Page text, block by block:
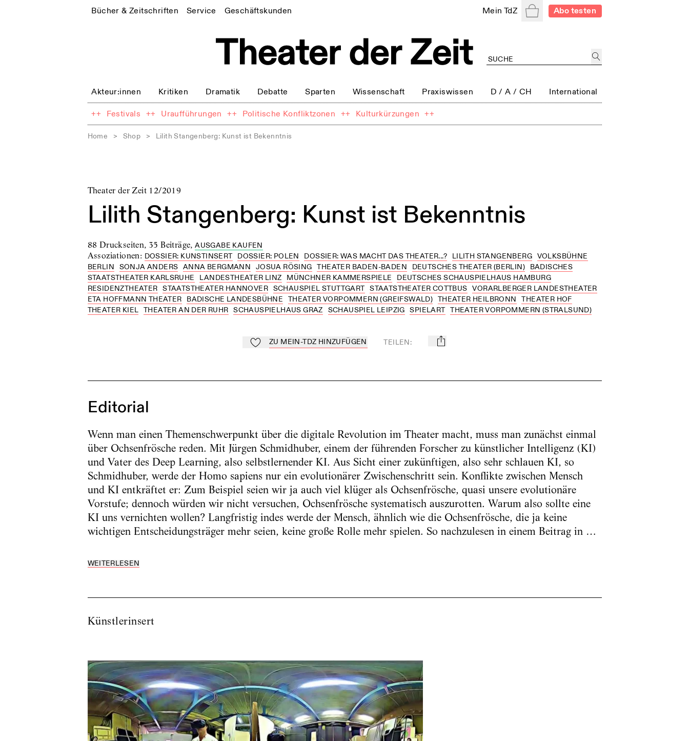
Bücher & Zeitschriften Service Geschäftskunden Mein TdZ WarenkorbAbo testen
Akteur:innen Kritiken Dramatik Debatte Sparten Wissenschaft Praxiswissen D / A / CH International
++ Festivals ++ Uraufführungen ++ Politische Konfliktzonen ++ Kulturkürzungen ++
Home > Shop > Lilith Stangenberg: Kunst ist Bekenntnis
Theater der Zeit 12/2019
Lilith Stangenberg: Kunst ist Bekenntnis
88 Druckseiten, 35 Beiträge,AUSGABE KAUFEN
Assoziationen: DOSSIER: KUNSTINSERT DOSSIER: POLEN DOSSIER: WAS MACHT DAS THEATER...? LILITH STANGENBERG VOLKSBÜHNE
BERLIN
SONJA ANDERS ANNA BERGMANN JOSUA RÖSING THEATER BADEN-BADEN DEUTSCHES THEATER (BERLIN)
BADISCHES
STAATSTHEATER KARLSRUHE
LANDESTHEATER LINZ MÜNCHNER KAMMERSPIELE
DEUTSCHES SCHAUSPIELHAUS HAMBURG
RESIDENZTHEATER STAATSTHEATER HANNOVER SCHAUSPIEL STUTTGART STAATSTHEATER COTTBUS
VORARLBERGER LANDESTHEATER
ETA HOFFMANN THEATER
BADISCHE LANDESBÜHNE THEATER VORPOMMERN (GREIFSWALD) THEATER HEILBRONN
THEATER HOF
THEATER KIEL THEATER AN DER RUHR SCHAUSPIELHAUS GRAZ SCHAUSPIEL LEIPZIG SPIELART THEATER VORPOMMERN (STRALSUND)
Zu Mein-TdZ hinzufügen
ZU MEIN-TDZ HINZUFÜGEN TEILEN: mail
Editorial
Wenn man einen Themenschwerpunkt über die digitale Revolution im Theater macht, muss man zunächst einmal
über Ochsenfrösche reden. Mit Jürgen Schmidhuber, einem der führenden Forscher zu künstlicher Intelligenz (KI)
und Vater des Deep Learning, also selbstlernender KI. Aus Sicht einer zukünftigen, also sehr schlauen KI, so
Schmidhuber, werde der Homo sapiens nur ein evolutionärer Zwischenschritt sein. Konflikte zwischen Mensch
und KI entkräftet er: Zum Beispiel seien wir ja auch viel klüger als Ochsenfrösche, quasi unsere evolutionäre
Vorstufe; dennoch würden wir nicht versuchen, Ochsenfrösche systematisch auszurotten. Warum also sollte eine
KI uns ­vernichten wollen? Langfristig indes werde der Mensch, ähnlich wie die Ochsenfrösche, die ja keine
wichtigen Entscheidungsträger mehr seien, keine große Rolle mehr spielen. So nachzulesen in ­einem Beitrag in …
WEITERLESEN
Künstlerinsert